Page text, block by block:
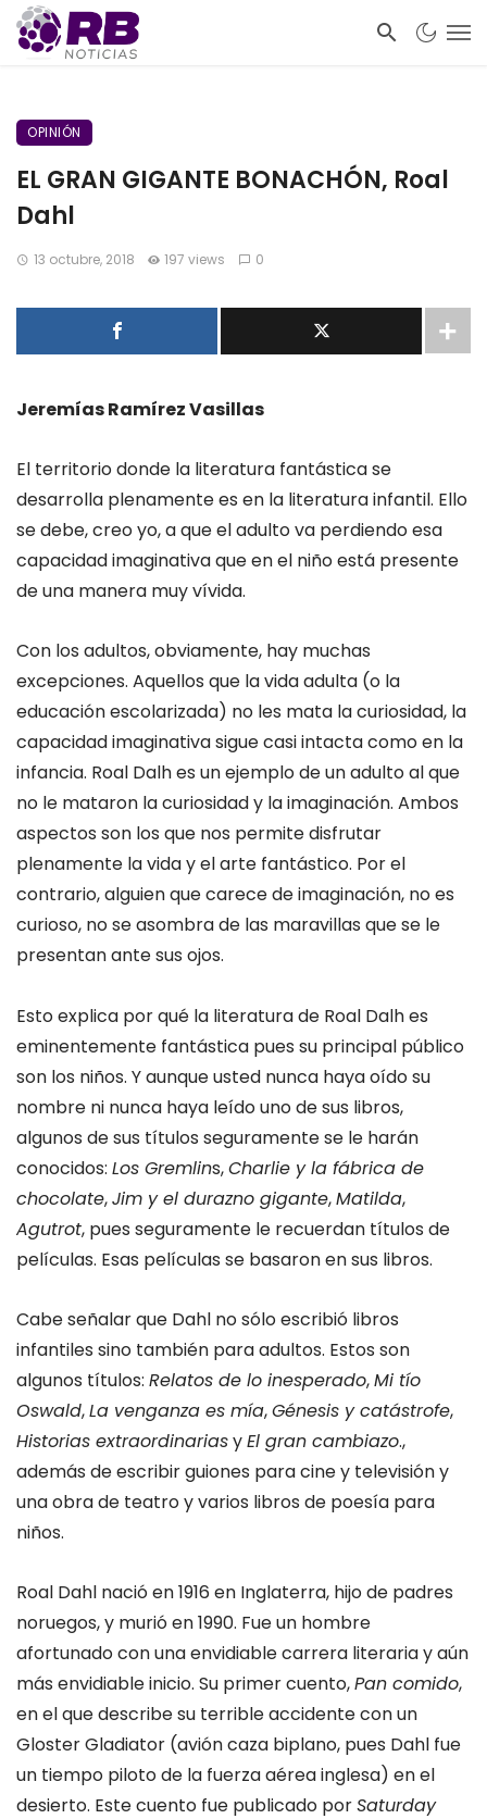
OPINIÓN
EL GRAN GIGANTE BONACHÓN, Roal
Dahl
13 octubre, 2018 197 views 0
Jeremías Ramírez Vasillas
El territorio donde la literatura fantástica se
desarrolla plenamente es en la literatura infantil. Ello
se debe, creo yo, a que el adulto va perdiendo esa
capacidad imaginativa que en el niño está presente
de una manera muy vívida.
Con los adultos, obviamente, hay muchas
excepciones. Aquellos que la vida adulta (o la
educación escolarizada) no les mata la curiosidad, la
capacidad imaginativa sigue casi intacta como en la
infancia. Roal Dalh es un ejemplo de un adulto al que
no le mataron la curiosidad y la imaginación. Ambos
aspectos son los que nos permite disfrutar
plenamente la vida y el arte fantástico. Por el
contrario, alguien que carece de imaginación, no es
curioso, no se asombra de las maravillas que se le
presentan ante sus ojos.
Esto explica por qué la literatura de Roal Dalh es
eminentemente fantástica pues su principal público
son los niños. Y aunque usted nunca haya oído su
nombre ni nunca haya leído uno de sus libros,
algunos de sus títulos seguramente se le harán
conocidos: Los Gremlins,Charlie y la fábrica de
chocolate,Jim y el durazno gigante,Matilda,
Agutrot, pues seguramente le recuerdan títulos de
películas. Esas películas se basaron en sus libros.
Cabe señalar que Dahl no sólo escribió libros
infantiles sino también para adultos. Estos son
algunos títulos: Relatos de lo inesperado,Mi tío
Oswald,La venganza es mía,Génesis y catástrofe,
Historias extraordinariasyEl gran cambiazo.,
además de escribir guiones para cine y televisión y
una obra de teatro y varios libros de poesía para
niños.
Roal Dahl nació en 1916 en Inglaterra, hijo de padres
noruegos, y murió en 1990. Fue un hombre
afortunado con una envidiable carrera literaria y aún
más envidiable inicio. Su primer cuento,Pan comido,
en el que describe su terrible accidente con un
Gloster Gladiator (avión caza biplano, pues Dahl fue
un tiempo piloto de la fuerza aérea inglesa) en el
desierto. Este cuento fue publicado porSaturday